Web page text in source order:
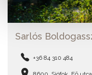
Sarlós
+36 84 310 484